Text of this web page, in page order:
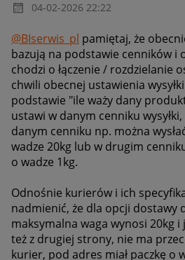
‎04-02-2026 22:22
@BIserwis_pl pamiętaj, że
bazują na podstawie cenników i
chodzi o łączenie / rozdzielanie
chwili obecnej ustawienia
podstawie "ile waży dany
ustawi w danym cenniku
danym cenniku np. można
wadze 20kg lub w drugim
o wadze 1kg.
Odnośnie kurierów i ich
nadmienić, że dla opcji dostawy
maksymalna waga wynosi 20kg i
też z drugiej strony, nie ma
kurier, pod adres miał paczkę o